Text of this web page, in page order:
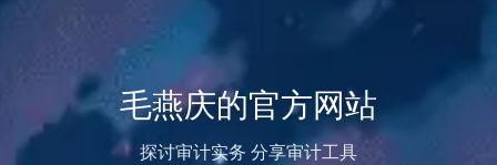
毛燕庆的官方网站
探讨审计实务 分享审计工具